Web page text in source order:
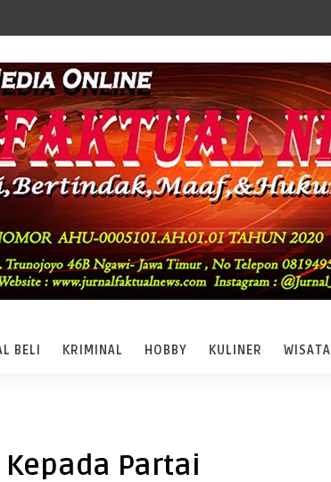
BELI KRIMINAL HOBBY KULINER WISATA
Partai